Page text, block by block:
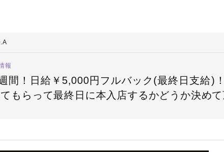
報
間！日給￥5,000円フルバック(最終日支給)
もらって最終日に本入店するかどうか決めて